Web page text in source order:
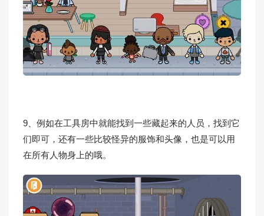
9、例如在工具房中就能找到一些藏起来的人员，找到它
们即可，还有一些比较怪异的服饰和头像，也是可以用
在所有人物身上的哦。